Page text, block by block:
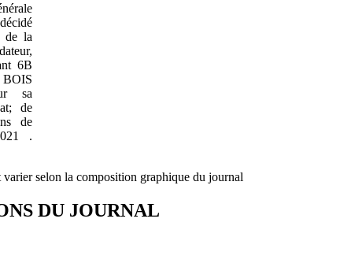
de la
6B
sa
de
de
.
selon la composition graphique du journal
DU JOURNAL